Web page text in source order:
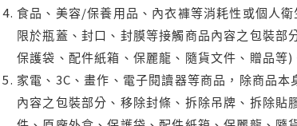
食品、美容/保養用品、內衣褲等消耗性或個人
限於瓶蓋、封口、封膜等接觸商品內容之包裝
保護袋、配件紙箱、保麗龍、隨貨文件、贈品等)
家電、3C、畫作、電子閱讀器等商品，除商品
內容之包裝部分、移除封條、拆除吊牌、拆除